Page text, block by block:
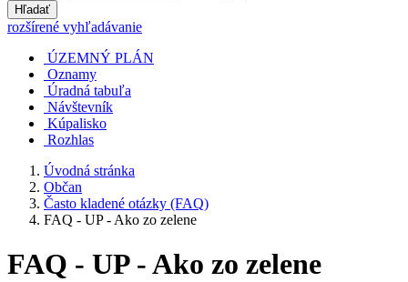
Hľadať
rozšírené vyhľadávanie
ÚZEMNÝ PLÁN
Oznamy
Úradná tabuľa
Návštevník
Kúpalisko
Rozhlas
Úvodná stránka
Občan
Často kladené otázky (FAQ)
FAQ - UP - Ako zo zelene
FAQ - UP - Ako zo zelene